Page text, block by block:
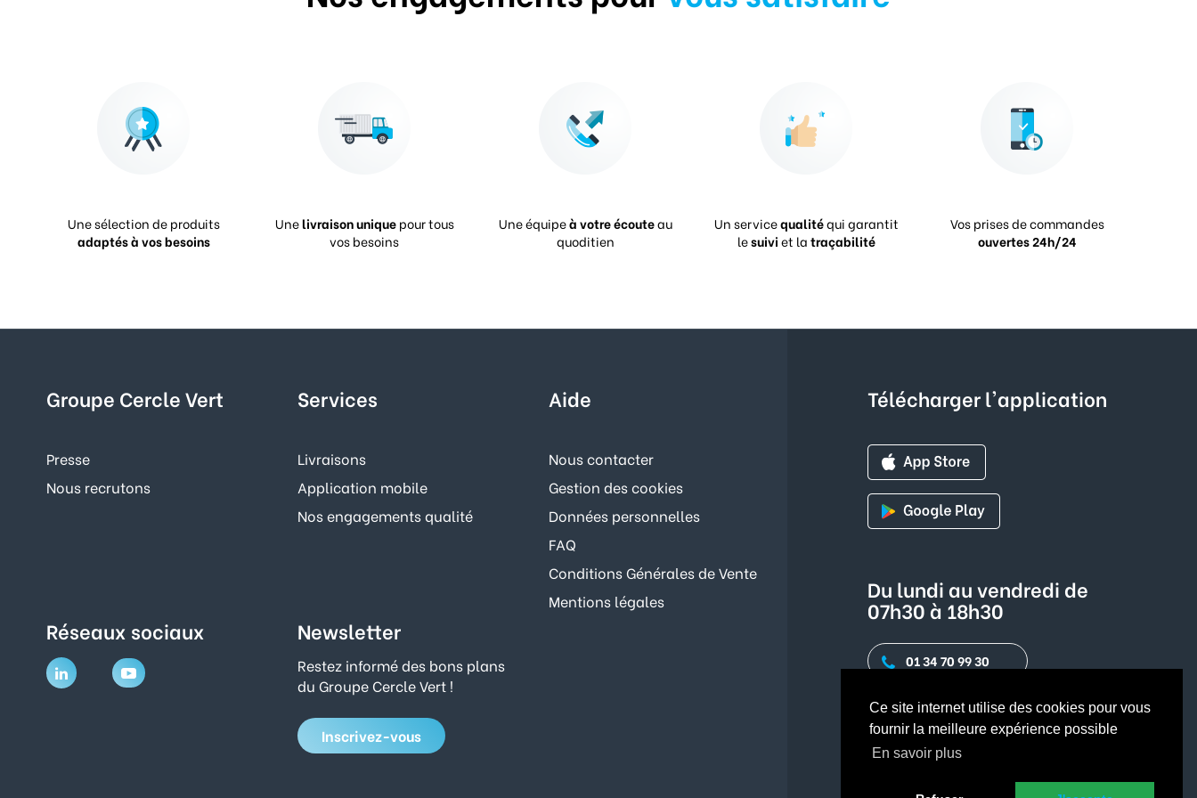
Ce site internet utilise des cookies pour vous
fournir la meilleure expérience possible
En savoir plus
Une sélection de produits
adaptés à vos besoins
Unelivraison uniquepour tous
vos besoins
Une équipeà votre écouteau
quoditien
Un servicequalitéqui garantit
lesuiviet latraçabilité
Vos prises de commandes
ouvertes 24h/24
Groupe Cercle Vert
Presse
Nous recrutons
Services
Livraisons
Application mobile
Nos engagements qualité
Aide
Nous contacter
Gestion des cookies
Données personnelles
FAQ
Conditions Générales de Vente
Mentions légales
Réseaux sociaux Newsletter
Restez informé des bons plans
du Groupe Cercle Vert !
Inscrivez-vous
Télécharger l'application
Du lundi au vendredi de
07h30 à 18h30
01 34 70 99 30
Contact par mail